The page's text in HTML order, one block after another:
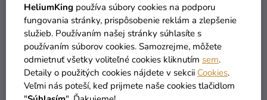
HeliumKing používa súbory cookies na podporu
fungovania stránky, prispôsobenie reklám a zlepšenie
služieb. Používaním našej stránky súhlasíte s
používaním súborov cookies. Samozrejme, môžete
odmietnuť všetky voliteľné cookies kliknutím sem.
Detaily o použitých cookies nájdete v sekcii Cookies.
Veľmi nás poteší, keď prijmete naše cookies tlačidlom
19,90 €
DO KOŠÍKA
19,90 €
DO KOŠÍKA